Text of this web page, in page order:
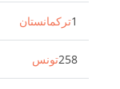
تركمانستان1
تونس258